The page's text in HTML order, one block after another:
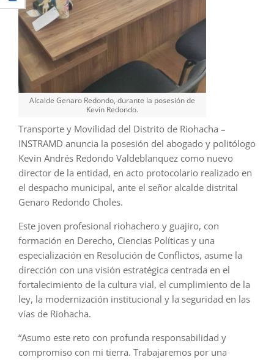
Alcalde Genaro Redondo, durante la posesión de
Kevin Redondo.
Transporte y Movilidad del Distrito de Riohacha –
INSTRAMD anuncia la posesión del abogado y politólogo
Kevin Andrés Redondo Valdeblanquez como nuevo
director de la entidad, en acto protocolario realizado en
el despacho municipal, ante el señor alcalde distrital
Genaro Redondo Choles.
Este joven profesional riohachero y guajiro, con
formación en Derecho, Ciencias Políticas y una
especialización en Resolución de Conflictos, asume la
dirección con una visión estratégica centrada en el
fortalecimiento de la cultura vial, el cumplimiento de la
ley, la modernización institucional y la seguridad en las
vías de Riohacha.
“Asumo este reto con profunda responsabilidad y
compromiso con mi tierra. Trabajaremos por una